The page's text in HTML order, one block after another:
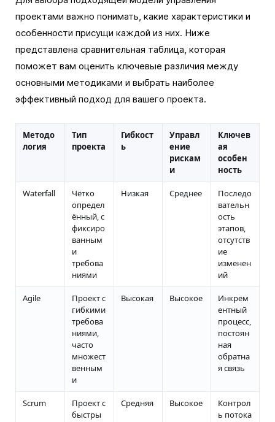
проектами важно понимать, какие характеристики и
особенности присущи каждой из них. Ниже
представлена сравнительная таблица, которая
поможет вам оценить ключевые различия между
основными методиками и выбрать наиболее
эффективный подход для вашего проекта.
Методо
логия
Тип
проекта
Гибкост
ь
Управл
ение
рискам
и
Ключев
ая
особен
ность
Waterfall
Чётко
определ
ённый, с
фиксиро
ванным
и
требова
ниями
Низкая Среднее
Последо
вательн
ость
этапов,
отсутств
ие
изменен
ий
Agile
Проект с
гибкими
требова
ниями,
часто
множест
венным
и
Высокая Высокое
Инкрем
ентный
процесс,
постоян
ная
обратна
я связь
Scrum
Проект с
быстры
Средняя Высокое
Контрол
ь потока